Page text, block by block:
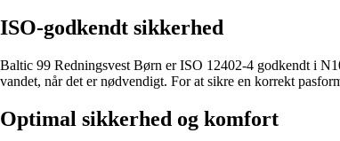
ISO-godkendt sikkerhed
Baltic 99 Redningsvest Børn er ISO 12402-4 godkendt i
vandet, når det er nødvendigt. For at sikre en korrekt
Optimal sikkerhed og komfort